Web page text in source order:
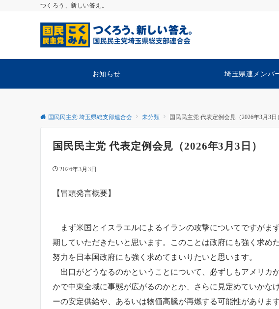
つくろう、新しい答え。
お知らせ 埼玉県連メンバ
国民民主党 埼玉県総支部連合会 未分類 国民民主党 代表定例会見（2026年3月3日
国民民主党 代表定例会見（2026年3月3日）
2026年3月3日
【冒頭発言概要】
まず米国とイスラエルによるイランの攻撃についてですがま
期していただきたいと思います。このことは政府にも強く求
努力を日本国政府にも強く求めてまいりたいと思います。
出口がどうなるのかということについて、必ずしもアメリカ
かで中東全域に事態が広がるのかとか、さらに見定めていか
ーの安定供給や、あるいは物価高騰が再燃する可能性があり